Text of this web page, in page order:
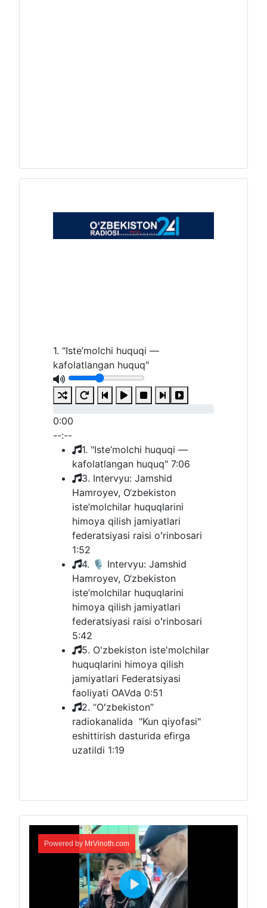
1. "Iste’molchi huquqi —
kafolatlangan huquq"
0:00
--:--
1. "Iste’molchi huquqi —
kafolatlangan huquq" 7:06
3. Intervyu: Jamshid
Hamroyev, O‘zbekiston
iste’molchilar huquqlarini
himoya qilish jamiyatlari
federatsiyasi raisi oʻrinbosari
1:52
4. 🎙 Intervyu: Jamshid
Hamroyev, O‘zbekiston
iste’molchilar huquqlarini
himoya qilish jamiyatlari
federatsiyasi raisi oʻrinbosari
5:42
5. O'zbekiston iste'molchilar
huquqlarini himoya qilish
jamiyatlari Federatsiyasi
faoliyati OAVda 0:51
2. “Oʻzbekiston”
radiokanalida "Kun qiyofasi"
eshittirish dasturida efirga
uzatildi 1:19